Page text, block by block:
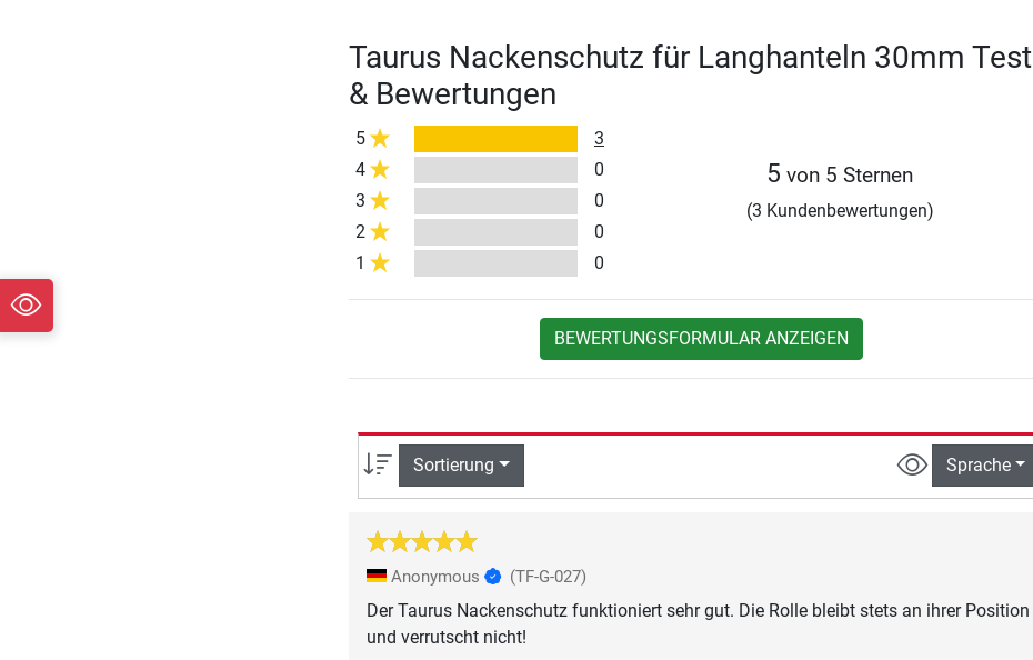
Taurus Nackenschutz für Langhanteln 30mm Test
& Bewertungen
5
3
4
0
3
0
2
0
1
0
5 von 5 Sternen
(3 Kundenbewertungen)
BEWERTUNGSFORMULAR ANZEIGEN
Sortierung Sprache
Anonymous (TF-G-027)
Der Taurus Nackenschutz funktioniert sehr gut. Die Rolle bleibt stets an ihrer Position
und verrutscht nicht!